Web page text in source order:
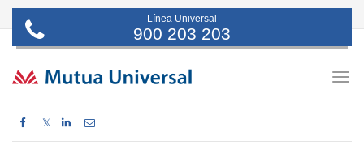
Línea Universal
900 203 203
𝕏